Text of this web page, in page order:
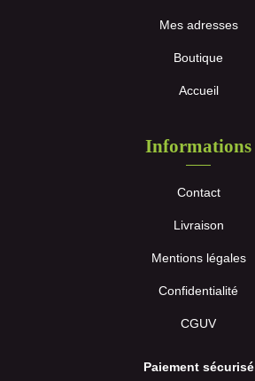
Mes adresses
Boutique
Accueil
Informations
Contact
Livraison
Mentions légales
Confidentialité
CGUV
Paiement sécurisé